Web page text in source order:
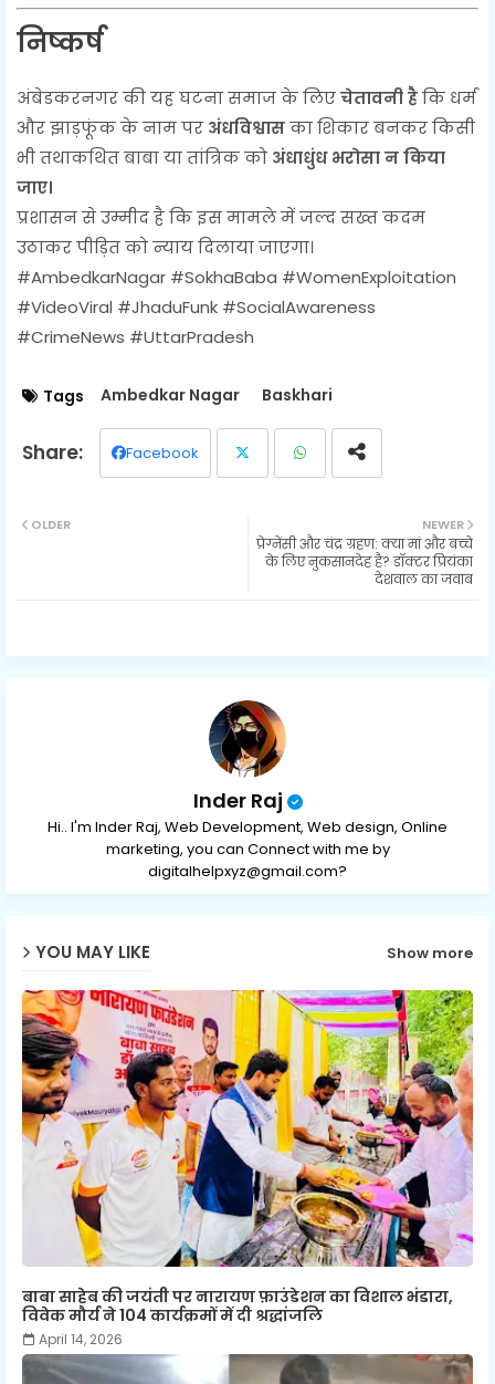
निष्कर्ष
अंबेडकरनगर की यह घटना समाज के लिएचेतावनी हैकि धर्म
और झाड़फूंक के नाम पर अंधविश्वासका शिकार बनकर किसी
भी तथाकथित बाबा या तांत्रिक को अंधाधुंध भरोसा न किया
जाए।
प्रशासन से उम्मीद है कि इस मामले में जल्द सख्त कदम
उठाकर पीड़ित को न्याय दिलाया जाएगा।
#AmbedkarNagar #SokhaBaba #WomenExploitation
#VideoViral #JhaduFunk #SocialAwareness
#CrimeNews #UttarPradesh
Tags Ambedkar Nagar Baskhari
Facebook
ats
NEWER
प्रेग्नेंसी और चंद्र ग्रहण: क्या मां और बच्चे
के लिए नुकसानदेह है? डॉक्टर प्रियंका
देशवाल का जवाब
OLDER
Inder Raj
Hi.. I'm Inder Raj, Web Development, Web design, Online
marketing, you can Connect with me by
digitalhelpxyz@gmail.com?
YOU MAY LIKE Show more
बाबा साहेब की जयंती पर नारायण फ़ाउंडेशन का विशाल भंडारा,
विवेक मौर्य ने 104 कार्यक्रमों में दी श्रद्धांजलि
April 14, 2026